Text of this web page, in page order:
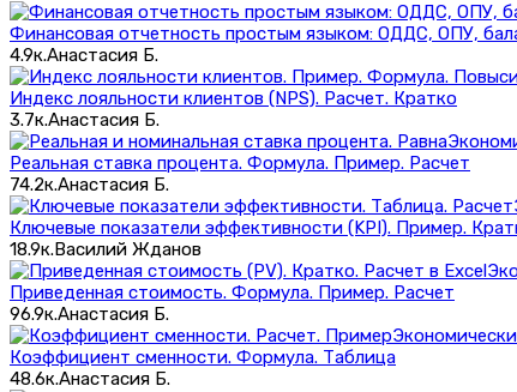
Финансовая отчетность простым языком: ОДДС, ОПУ,
4.9к.Анастасия Б.
Индекс лояльности клиентов (NPS). Расчет. Кратко
3.7к.Анастасия Б.
Реальная ставка процента. Формула. Пример. Расчет
74.2к.Анастасия Б.
Ключевые показатели эффективности (KPI). Пример.
18.9к.Василий Жданов
Приведенная стоимость. Формула. Пример. Расчет
96.9к.Анастасия Б.
Коэффициент сменности. Формула. Таблица
48.6к.Анастасия Б.